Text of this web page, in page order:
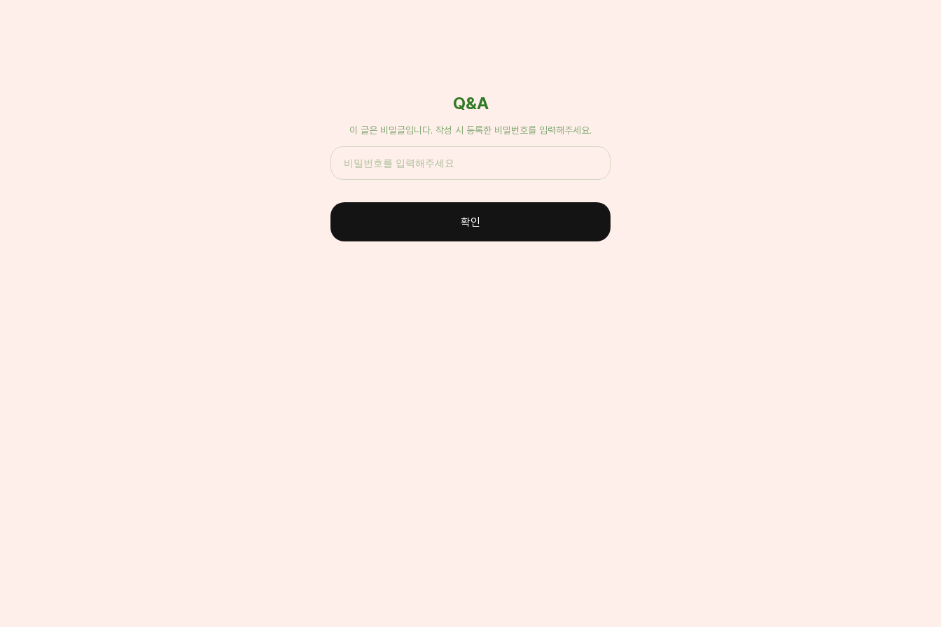
Q&A
이 글은 비밀글입니다. 작성 시 등록한 비밀번호를 입력해주세요.
확인